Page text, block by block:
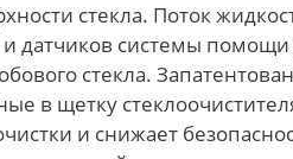
стекла. Поток
и датчиков системы
стекла.
в щетку
и снижает